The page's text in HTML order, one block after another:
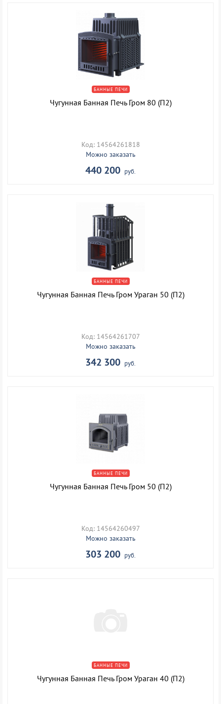
БАННЫЕ ПЕЧИ
Чугунная Банная Печь Гром 80 (П2)
Код: 14564261818
Можно заказать
440 200 руб.
БАННЫЕ ПЕЧИ
Чугунная Банная Печь Гром Ураган 50 (П2)
Код: 14564261707
Можно заказать
342 300 руб.
БАННЫЕ ПЕЧИ
Чугунная Банная Печь Гром 50 (П2)
Код: 14564260497
Можно заказать
303 200 руб.
БАННЫЕ ПЕЧИ
Чугунная Банная Печь Гром Ураган 40 (П2)